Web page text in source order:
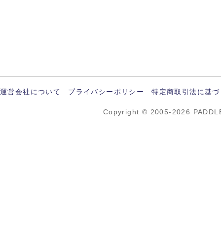
運営会社について プライバシーポリシー 特定商取引法に基
Copyright © 2005-2026